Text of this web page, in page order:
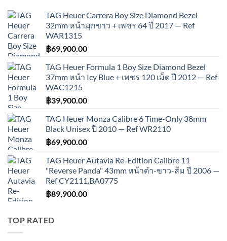
TAG Heuer Carrera Boy Size Diamond Bezel
32mm หน้ามุกขาว + เพชร 64 ปี 2017 — Ref
WAR1315
฿69,900.00
TAG Heuer Formula 1 Boy Size Diamond Bezel
37mm หน้า Icy Blue + เพชร 120 เม็ด ปี 2012 — Ref
WAC1215
฿39,900.00
TAG Heuer Monza Calibre 6 Time-Only 38mm
Black Unisex ปี 2010 — Ref WR2110
฿69,900.00
TAG Heuer Autavia Re-Edition Calibre 11
"Reverse Panda" 43mm หน้าดำ-ขาว-ส้ม ปี 2006 —
Ref CY2111.BA0775
฿89,900.00
TOP RATED